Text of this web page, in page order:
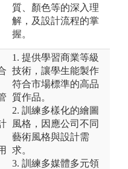
質、顏色等的深入理
解，及設計流程的掌
握。
1. 提供學習商業等級
技術，讓學生能製作
符合市場標準的高品
質作品。
2. 訓練多樣化的繪圖
風格，因應公司不同
藝術風格與設計需
求。
3. 訓練多媒體多元領